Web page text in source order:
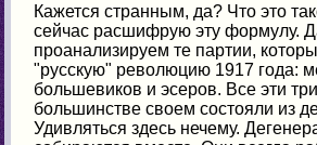
Кажется странным, да? Что это
сейчас расшифрую эту формулу.
проанализируем те партии,
"русскую" революцию 1917 года:
большевиков и эсеров. Все эти
большинстве своем состояли из
Удивляться здесь нечему.